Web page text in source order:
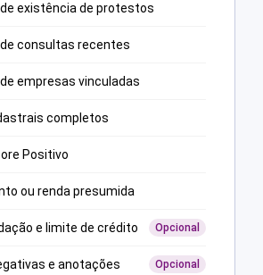
de existência de protestos
de consultas recentes
empresas vinculadas
completos
Positivo
ou renda presumida
e limite de crédito Opcional
e anotações Opcional